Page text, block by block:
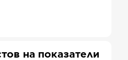
на показатели